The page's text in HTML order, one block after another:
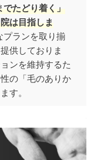
でたどり着く」
は目指しま
プランを取り揃
供しておりま
ンを維持するた
の「毛のありか
す。